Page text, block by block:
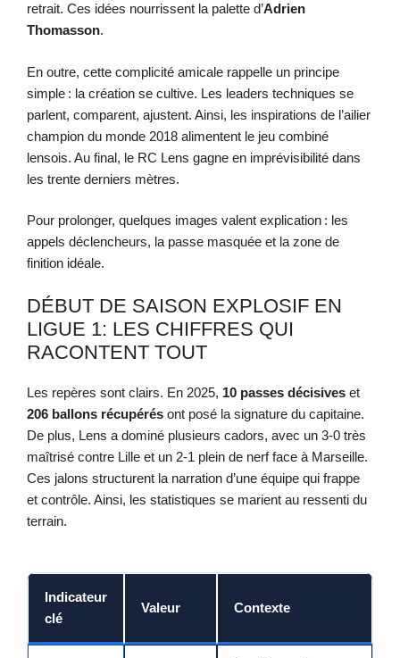
retrait. Ces idées nourrissent la palette d’Adrien
Thomasson.
En outre, cette complicité amicale rappelle un principe
simple : la création se cultive. Les leaders techniques se
parlent, comparent, ajustent. Ainsi, les inspirations de l’ailier
champion du monde 2018 alimentent le jeu combiné
lensois. Au final, le RC Lens gagne en imprévisibilité dans
les trente derniers mètres.
Pour prolonger, quelques images valent explication : les
appels déclencheurs, la passe masquée et la zone de
finition idéale.
DÉBUT DE SAISON EXPLOSIF EN
LIGUE 1: LES CHIFFRES QUI
RACONTENT TOUT
Les repères sont clairs. En 2025, 10 passes décisives et
206 ballons récupérés ont posé la signature du capitaine.
De plus, Lens a dominé plusieurs cadors, avec un 3-0 très
maîtrisé contre Lille et un 2-1 plein de nerf face à Marseille.
Ces jalons structurent la narration d’une équipe qui frappe
et contrôle. Ainsi, les statistiques se marient au ressenti du
terrain.
Indicateur
clé
Valeur Contexte